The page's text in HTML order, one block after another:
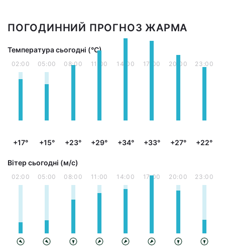
ПОГОДИННИЙ ПРОГНОЗ ЖАРМА
Температура сьогодні (°С)
02:00
+17°
05:00
+15°
08:00
+23°
11:00
+29°
14:00
+34°
17:00
+33°
20:00
+27°
23:00
+22°
Вітер сьогодні (м/с)
02:00 05:00 08:00 11:00 14:00 17:00 20:00 23:00